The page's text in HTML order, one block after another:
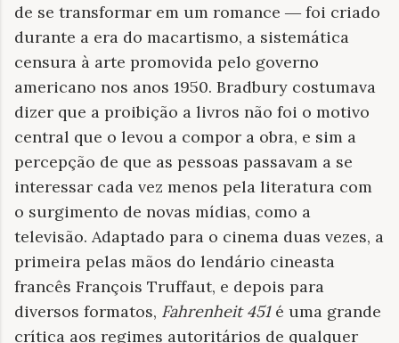
de se transformar em um romance ― foi criado
durante a era do macartismo, a sistemática
censura à arte promovida pelo governo
americano nos anos 1950. Bradbury costumava
dizer que a proibição a livros não foi o motivo
central que o levou a compor a obra, e sim a
percepção de que as pessoas passavam a se
interessar cada vez menos pela literatura com
o surgimento de novas mídias, como a
televisão. Adaptado para o cinema duas vezes, a
primeira pelas mãos do lendário cineasta
francês François Truffaut, e depois para
diversos formatos, Fahrenheit 451é uma grande
crítica aos regimes autoritários de qualquer